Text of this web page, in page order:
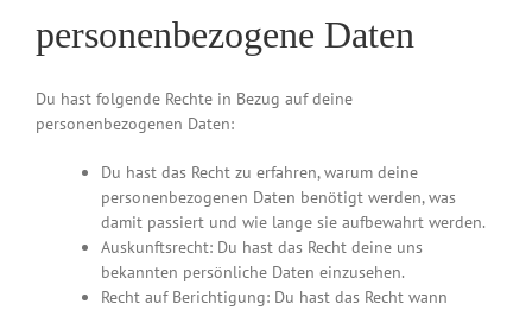
personenbezogene Daten
Du hast folgende Rechte in Bezug auf deine
personenbezogenen Daten:
Du hast das Recht zu erfahren, warum deine
personenbezogenen Daten benötigt werden, was
damit passiert und wie lange sie aufbewahrt werden.
Auskunftsrecht: Du hast das Recht deine uns
bekannten persönliche Daten einzusehen.
Recht auf Berichtigung: Du hast das Recht wann